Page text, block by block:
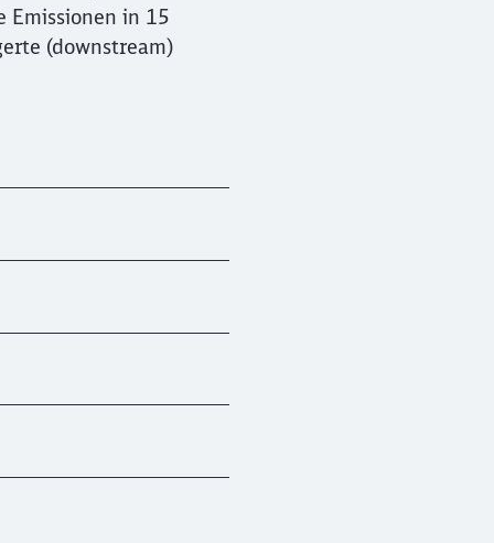
Emissionen in 15
(downstream)